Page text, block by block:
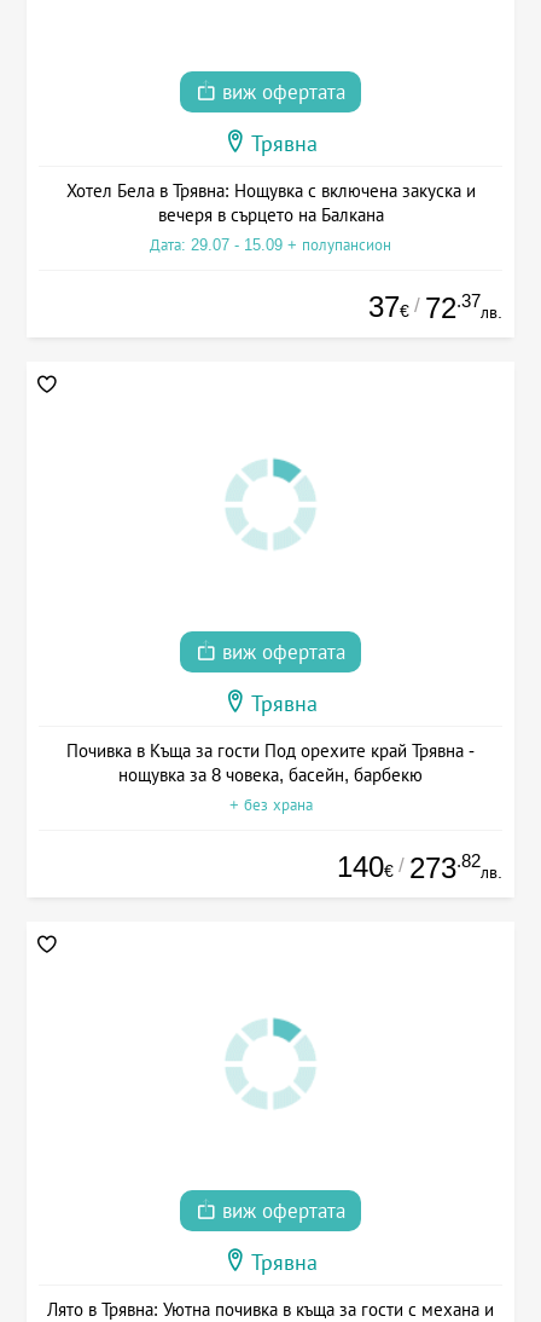
виж офертата
Трявна
Хотел Бела в Трявна: Нощувка с включена закуска и
вечеря в сърцето на Балкана
Дата: 29.07 - 15.09 + полупансион
37€ / 72.37
лв.
виж офертата
Трявна
Почивка в Къща за гости Под орехите край Трявна -
нощувка за 8 човека, басейн, барбекю
+ без храна
140€ / 273.82
лв.
виж офертата
Трявна
Лято в Трявна: Уютна почивка в къща за гости с механа и